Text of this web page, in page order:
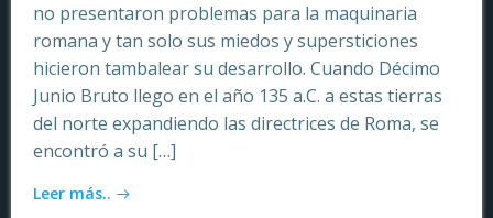
no presentaron problemas para la maquinaria
romana y tan solo sus miedos y supersticiones
hicieron tambalear su desarrollo. Cuando Décimo
Junio Bruto llego en el año 135 a.C. a estas tierras
del norte expandiendo las directrices de Roma, se
encontró a su […]
Leer más..